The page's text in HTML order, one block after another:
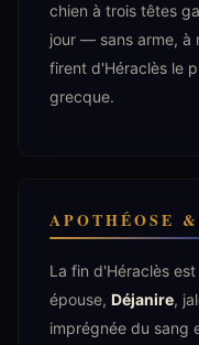
chien à trois têtes
jour — sans arme, à
firent d'Héraclès le
grecque.
APOTHÉOSE
La fin d'Héraclès
épouse, Déjanire,
imprégnée du sang